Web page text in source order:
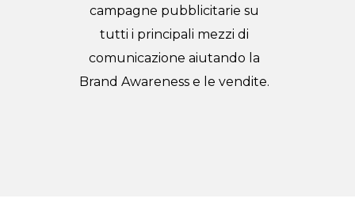
campagne pubblicitarie su
tutti i principali mezzi di
comunicazione aiutando la
Brand Awareness e le vendite.